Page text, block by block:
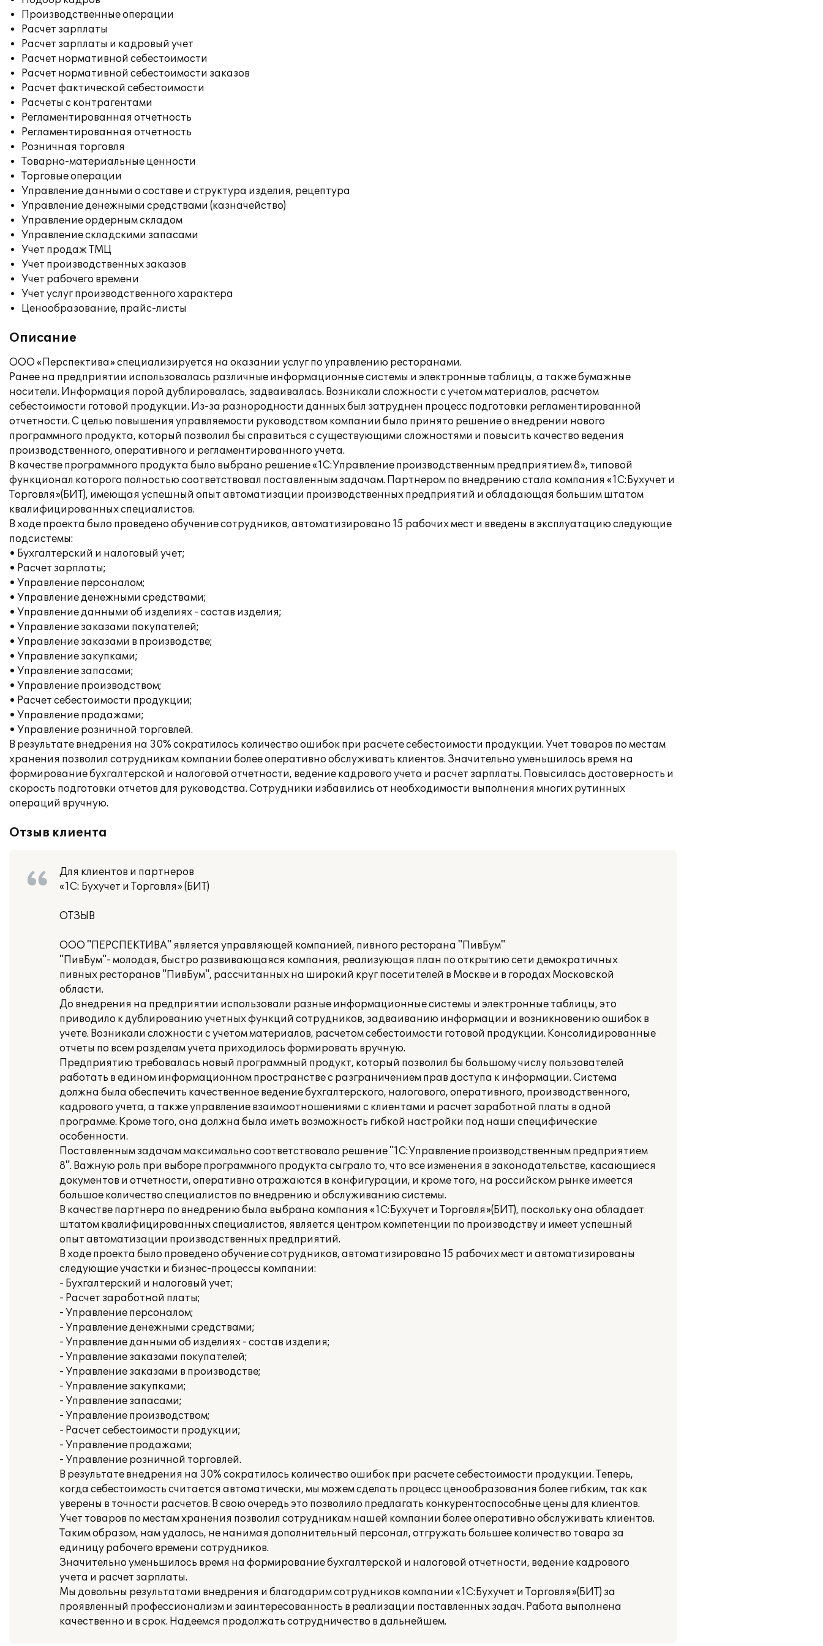
Производственные операции
Расчет зарплаты
Расчет зарплаты и кадровый учет
Расчет нормативной себестоимости
Расчет нормативной себестоимости заказов
Расчет фактической себестоимости
Расчеты с контрагентами
Регламентированная отчетность
Регламентированная отчетность
Розничная торговля
Товарно-материальные ценности
Торговые операции
Управление данными о составе и структура изделия, рецептура
Управление денежными средствами (казначейство)
Управление ордерным складом
Управление складскими запасами
Учет продаж ТМЦ
Учет производственных заказов
Учет рабочего времени
Учет услуг производственного характера
Ценообразование, прайс-листы
Описание
ООО «Перспектива» специализируется на оказании услуг по управлению ресторанами.
Ранее на предприятии использовалась различные информационные системы и электронные таблицы, а также бумажные
носители. Информация порой дублировалась, задваивалась. Возникали сложности с учетом материалов, расчетом
себестоимости готовой продукции. Из-за разнородности данных был затруднен процесс подготовки регламентированной
отчетности. С целью повышения управляемости руководством компании было принято решение о внедрении нового
программного продукта, который позволил бы справиться с существующими сложностями и повысить качество ведения
производственного, оперативного и регламентированного учета.
В качестве программного продукта было выбрано решение «1С:Управление производственным предприятием 8», типовой
функционал которого полностью соответствовал поставленным задачам. Партнером по внедрению стала компания «1С:Бухучет и
Торговля»(БИТ), имеющая успешный опыт автоматизации производственных предприятий и обладающая большим штатом
квалифицированных специалистов.
В ходе проекта было проведено обучение сотрудников, автоматизировано 15 рабочих мест и введены в эксплуатацию следующие
подсистемы:
• Бухгалтерский и налоговый учет;
• Расчет зарплаты;
• Управление персоналом;
• Управление денежными средствами;
• Управление данными об изделиях - состав изделия;
• Управление заказами покупателей;
• Управление заказами в производстве;
• Управление закупками;
• Управление запасами;
• Управление производством;
• Расчет себестоимости продукции;
• Управление продажами;
• Управление розничной торговлей.
В результате внедрения на 30% сократилось количество ошибок при расчете себестоимости продукции. Учет товаров по местам
хранения позволил сотрудникам компании более оперативно обслуживать клиентов. Значительно уменьшилось время на
формирование бухгалтерской и налоговой отчетности, ведение кадрового учета и расчет зарплаты. Повысилась достоверность и
скорость подготовки отчетов для руководства. Сотрудники избавились от необходимости выполнения многих рутинных
операций вручную.
Отзыв клиента
Для клиентов и партнеров
«1С: Бухучет и Торговля» (БИТ)
ОТЗЫВ
ООО "ПЕРСПЕКТИВА" является управляющей компанией, пивного ресторана "ПивБум"
"ПивБум"- молодая, быстро развивающаяся компания, реализующая план по открытию сети демократичных
пивных ресторанов "ПивБум", рассчитанных на широкий круг посетителей в Москве и в городах Московской
области.
До внедрения на предприятии использовали разные информационные системы и электронные таблицы, это
приводило к дублированию учетных функций сотрудников, задваиванию информации и возникновению ошибок в
учете. Возникали сложности с учетом материалов, расчетом себестоимости готовой продукции. Консолидированные
отчеты по всем разделам учета приходилось формировать вручную.
Предприятию требовалась новый программный продукт, который позволил бы большому числу пользователей
работать в едином информационном пространстве с разграничением прав доступа к информации. Система
должна была обеспечить качественное ведение бухгалтерского, налогового, оперативного, производственного,
кадрового учета, а также управление взаимоотношениями с клиентами и расчет заработной платы в одной
программе. Кроме того, она должна была иметь возможность гибкой настройки под наши специфические
особенности.
Поставленным задачам максимально соответствовало решение "1С:Управление производственным предприятием
8". Важную роль при выборе программного продукта сыграло то, что все изменения в законодательстве, касающиеся
документов и отчетности, оперативно отражаются в конфигурации, и кроме того, на российском рынке имеется
большое количество специалистов по внедрению и обслуживанию системы.
В качестве партнера по внедрению была выбрана компания «1С:Бухучет и Торговля»(БИТ), поскольку она обладает
штатом квалифицированных специалистов, является центром компетенции по производству и имеет успешный
опыт автоматизации производственных предприятий.
В ходе проекта было проведено обучение сотрудников, автоматизировано 15 рабочих мест и автоматизированы
следующие участки и бизнес-процессы компании:
- Бухгалтерский и налоговый учет;
- Расчет заработной платы;
- Управление персоналом;
- Управление денежными средствами;
- Управление данными об изделиях - состав изделия;
- Управление заказами покупателей;
- Управление заказами в производстве;
- Управление закупками;
- Управление запасами;
- Управление производством;
- Расчет себестоимости продукции;
- Управление продажами;
- Управление розничной торговлей.
В результате внедрения на 30% сократилось количество ошибок при расчете себестоимости продукции. Теперь,
когда себестоимость считается автоматически, мы можем сделать процесс ценообразования более гибким, так как
уверены в точности расчетов. В свою очередь это позволило предлагать конкурентоспособные цены для клиентов.
Учет товаров по местам хранения позволил сотрудникам нашей компании более оперативно обслуживать клиентов.
Таким образом, нам удалось, не нанимая дополнительный персонал, отгружать большее количество товара за
единицу рабочего времени сотрудников.
Значительно уменьшилось время на формирование бухгалтерской и налоговой отчетности, ведение кадрового
учета и расчет зарплаты.
Мы довольны результатами внедрения и благодарим сотрудников компании «1С:Бухучет и Торговля»(БИТ) за
проявленный профессионализм и заинтересованность в реализации поставленных задач. Работа выполнена
качественно и в срок. Надеемся продолжать сотрудничество в дальнейшем.